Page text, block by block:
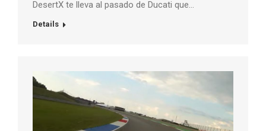
DesertX te lleva al pasado de Ducati que…
Details